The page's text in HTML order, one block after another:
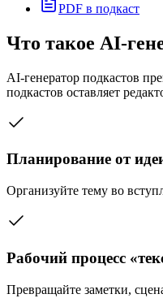
PDF в подкаст
Что такое AI-
AI-генератор подкастов
подкастов оставляет
Планирование от
Организуйте тему во
Рабочий процесс
Превращайте заметки,